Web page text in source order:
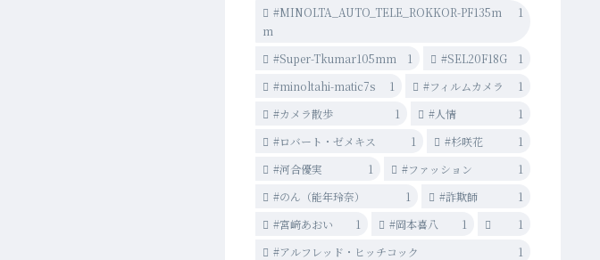
#MINOLTA_AUTO_TELE_ROKKOR-PF135m
m
1
#Super-Tkumar105mm 1 #SEL20F18G
1
#minoltahi-matic7s
1 #フィルムカメラ
1
#カメラ散歩
1 #人情
1
#ロバート・ゼメキス
1 #杉咲花
1
#河合優実
1 #ファッション
1
#のん（能年玲奈）
1 #詐欺師
1
#宮﨑あおい
1 #岡本喜八 1
1
#アルフレッド・ヒッチコック
1